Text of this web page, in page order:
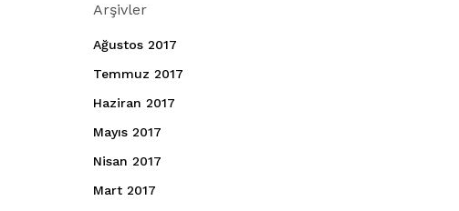
Arşivler
Ağustos 2017
Temmuz 2017
Haziran 2017
Mayıs 2017
Nisan 2017
Mart 2017